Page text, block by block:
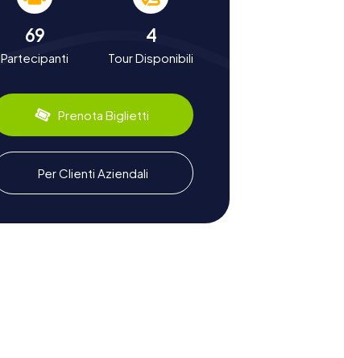
69
Partecipanti
4
Tour Disponibili
Prenota Biglietti
Per Clienti Aziendali